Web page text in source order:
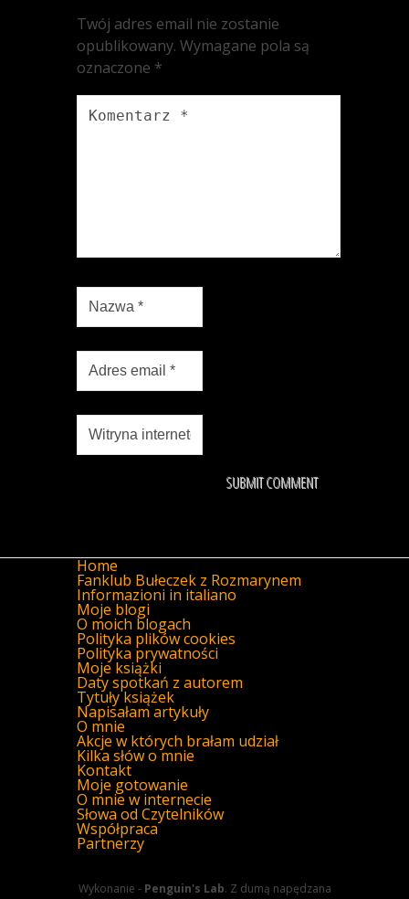
Twój adres email nie zostanie
opublikowany. Wymagane pola są
oznaczone *
Home
Fanklub Bułeczek z Rozmarynem
Informazioni in italiano
Moje blogi
O moich blogach
Polityka plików cookies
Polityka prywatności
Moje książki
Daty spotkań z autorem
Tytuły książek
Napisałam artykuły
O mnie
Akcje w których brałam udział
Kilka słów o mnie
Kontakt
Moje gotowanie
O mnie w internecie
Słowa od Czytelników
Współpraca
Partnerzy
Wykonanie - Penguin's Lab. Z dumą napędzana